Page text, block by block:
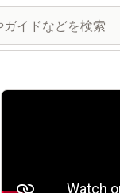
特集の画像ギャラリー